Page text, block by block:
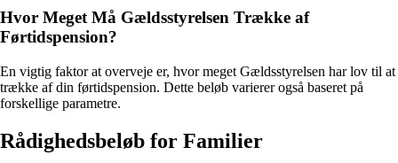
Hvor Meget Må Gældsstyrelsen Trække af
Førtidspension?
En vigtig faktor at overveje er, hvor meget Gældsstyrelsen har lov til at
trække af din førtidspension. Dette beløb varierer også baseret på
forskellige parametre.
Rådighedsbeløb for Familier